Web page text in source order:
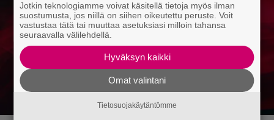
Jotkin teknologiamme voivat käsitellä tietoja myös ilman
suostumusta, jos niillä on siihen oikeutettu peruste. Voit
vastustaa tätä tai muuttaa asetuksiasi milloin tahansa
seuraavalla välilehdellä.
Hyväksyn kaikki
Omat valintani
Tietosuojakäytäntömme